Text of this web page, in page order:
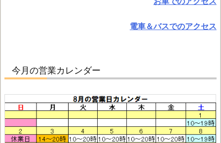
電車＆バスでのアクセス
今月の営業カレンダー